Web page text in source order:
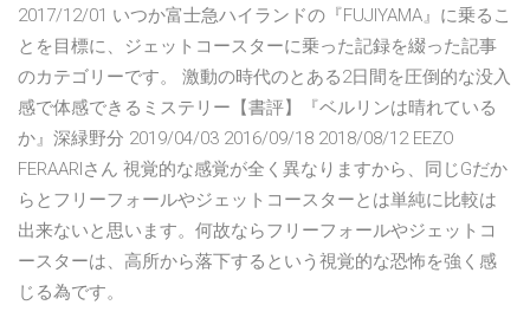
2017/12/01 いつか富士急ハイランドの『FUJIYAMA』に乗るこ
とを目標に、ジェットコースターに乗った記録を綴った記事
のカテゴリーです。 激動の時代のとある2日間を圧倒的な没入
感で体感できるミステリー【書評】『ベルリンは晴れている
か』深緑野分 2019/04/03 2016/09/18 2018/08/12 EEZO
FERAARIさん 視覚的な感覚が全く異なりますから、同じGだか
らとフリーフォールやジェットコースターとは単純に比較は
出来ないと思います。何故ならフリーフォールやジェットコ
ースターは、高所から落下するという視覚的な恐怖を強く感
じる為です。